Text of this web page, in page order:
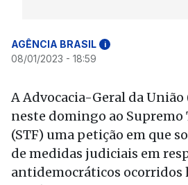
AGÊNCIA BRASIL i
08/01/2023 - 18:59
A Advocacia-Geral da
neste domingo ao
(STF) uma petição em que
de medidas judiciais em
antidemocráticos ocorridos